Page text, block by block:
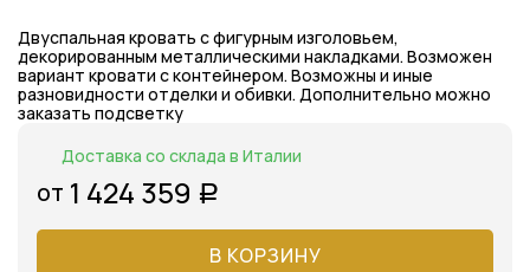
Двуспальная кровать с фигурным изголовьем,
декорированным металлическими накладками. Возможен
вариант кровати с контейнером. Возможны и иные
разновидности отделки и обивки. Дополнительно можно
заказать подсветку
Доставка со склада в Италии
от 1 424 359 Р
В КОРЗИНУ